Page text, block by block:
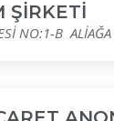
ŞİRKETİ
NO:1-B